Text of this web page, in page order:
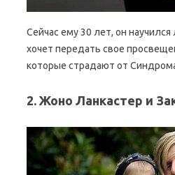
Сейчас ему 30 лет, он
хочет передать свое
которые страдают от
2. Жоно Ланкастер и